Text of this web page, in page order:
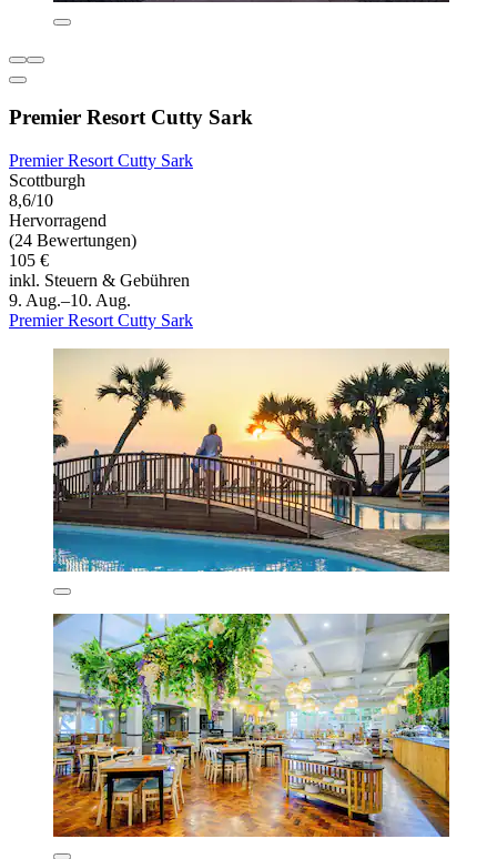
Premier Resort Cutty Sark
Premier Resort Cutty Sark
Scottburgh
8,6/10
Hervorragend
(24 Bewertungen)
105 €
inkl. Steuern & Gebühren
9. Aug.–10. Aug.
Premier Resort Cutty Sark